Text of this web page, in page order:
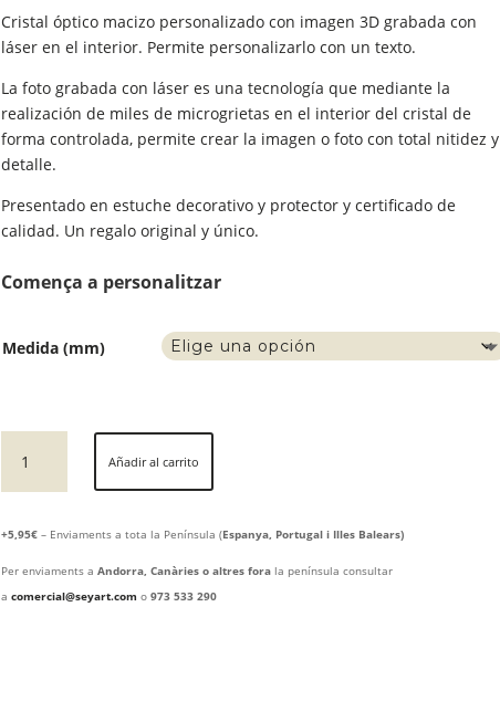
precios:
desde
hasta
213,00 €
Cristal óptico macizo personalizado con imagen 3D grabada con
láser en el interior. Permite personalizarlo con un texto.
La foto grabada con láser es una tecnología que mediante la
realización de miles de microgrietas en el interior del cristal de
forma controlada, permite crear la imagen o foto con total nitidez y
detalle.
Presentado en estuche decorativo y protector y certificado de
calidad. Un regalo original y único.
Comença a personalitzar
Medida (mm)
cantidad
Añadir al carrito
+5,95€– Enviaments a tota la Península (Espanya, Portugal i Illes Balears)
Per enviaments a Andorra, Canàries o altres forala península consultar
a comercial@seyart.com o 973 533 290